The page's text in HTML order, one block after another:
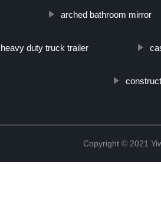
arched bathroom mirror
heavy duty truck trailer
Copyright © 2021